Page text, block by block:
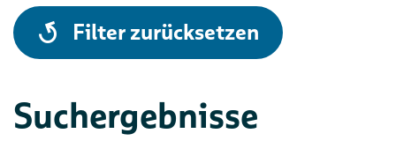
alle
Filter zurücksetzen
Suchergebnisse